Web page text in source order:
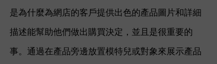
是為什麼為網店的客戶提供出色的產品圖片和詳細
描述能幫助他們做出購買決定，並且是很重要的
事。 通過在產品旁邊放置模特兒或對象來展示產品